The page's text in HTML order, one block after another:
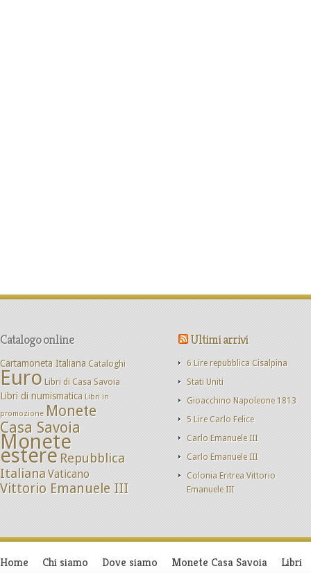
Catalogo online
Cartamoneta Italiana Cataloghi
Euro Libri di Casa Savoia
Libri di numismatica Libri in
promozione Monete
Casa Savoia
Monete
estere Repubblica
ItalianaVaticano
Vittorio Emanuele III
Ultimi arrivi
6 Lire repubblica Cisalpina
Stati Uniti
Gioacchino Napoleone 1813
5 Lire Carlo Felice
Carlo Emanuele III
Carlo Emanuele III
Colonia Eritrea Vittorio
Emanuele III
Home Chi siamo Dove siamo Monete Casa Savoia Libri